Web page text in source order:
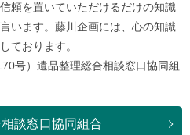
頼を置いていただけるだけの知識
います。藤川企画には、心の知識
ております。
号）遺品整理総合相談窓口協同組
談窓口協同組合